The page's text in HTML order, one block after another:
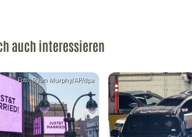
auch interessieren
Foto: Ryan Murphy/AP/dpa